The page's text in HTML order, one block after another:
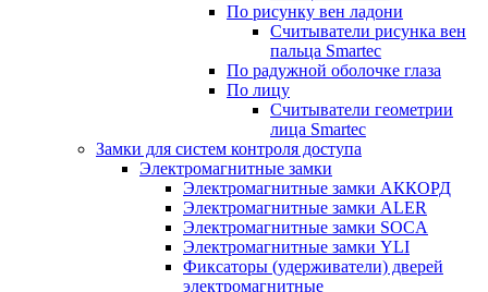
По рисунку вен ладони
Считыватели рисунка вен
пальца Smartec
По радужной оболочке глаза
По лицу
Считыватели геометрии
лица Smartec
Замки для систем контроля доступа
Электромагнитные замки
Электромагнитные замки АККОРД
Электромагнитные замки ALER
Электромагнитные замки SOCA
Электромагнитные замки YLI
Фиксаторы (удерживатели) дверей
электромагнитные